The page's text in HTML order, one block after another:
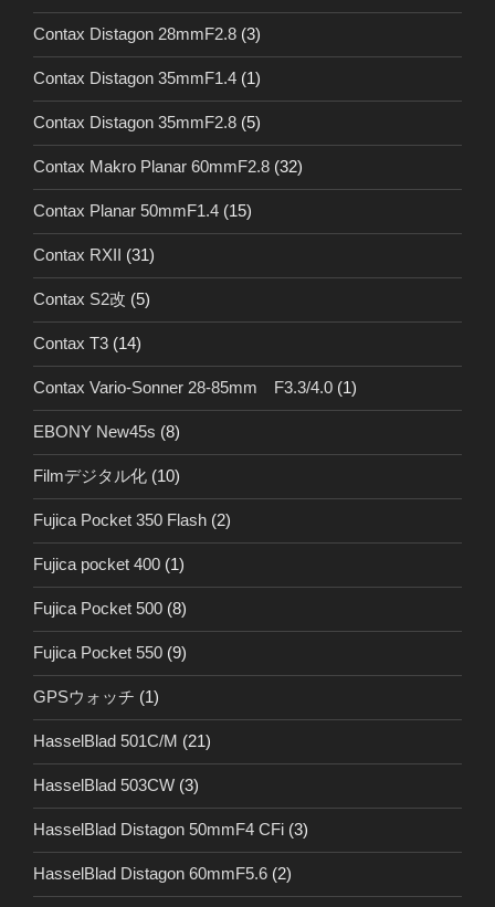
Contax Distagon 28mmF2.8 (3)
Contax Distagon 35mmF1.4 (1)
Contax Distagon 35mmF2.8 (5)
Contax Makro Planar 60mmF2.8 (32)
Contax Planar 50mmF1.4 (15)
Contax RXII (31)
Contax S2改 (5)
Contax T3 (14)
Contax Vario-Sonner 28-85mm F3.3/4.0 (1)
EBONY New45s (8)
Filmデジタル化 (10)
Fujica Pocket 350 Flash (2)
Fujica pocket 400 (1)
Fujica Pocket 500 (8)
Fujica Pocket 550 (9)
GPSウォッチ (1)
HasselBlad 501C/M (21)
HasselBlad 503CW (3)
HasselBlad Distagon 50mmF4 CFi (3)
HasselBlad Distagon 60mmF5.6 (2)